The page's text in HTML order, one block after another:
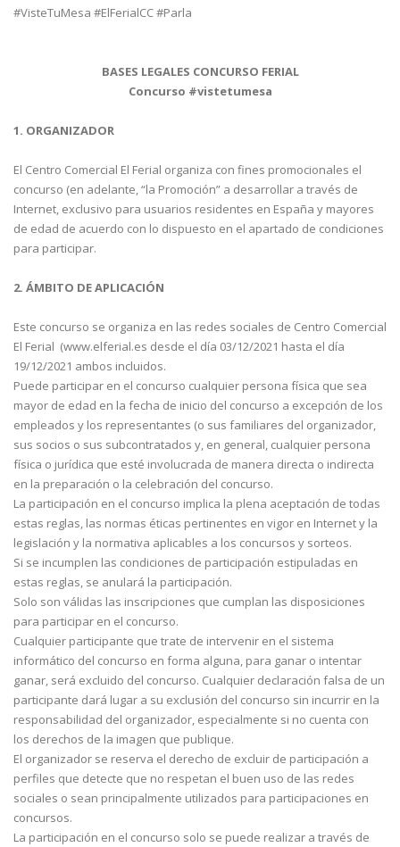
#VisteTuMesa #ElFerialCC #Parla
BASES LEGALES CONCURSO FERIAL
Concurso #vistetumesa
1. ORGANIZADOR
El Centro Comercial El Ferial organiza con fines promocionales el
concurso (en adelante, “la Promoción” a desarrollar a través de
Internet, exclusivo para usuarios residentes en España y mayores
de edad de acuerdo con lo dispuesto en el apartado de condiciones
para participar.
2. ÁMBITO DE APLICACIÓN
Este concurso se organiza en las redes sociales de Centro Comercial
El Ferial (www.elferial.es desde el día 03/12/2021 hasta el día
19/12/2021 ambos incluidos.
Puede participar en el concurso cualquier persona física que sea
mayor de edad en la fecha de inicio del concurso a excepción de los
empleados y los representantes (o sus familiares del organizador,
sus socios o sus subcontratados y, en general, cualquier persona
física o jurídica que esté involucrada de manera directa o indirecta
en la preparación o la celebración del concurso.
La participación en el concurso implica la plena aceptación de todas
estas reglas, las normas éticas pertinentes en vigor en Internet y la
legislación y la normativa aplicables a los concursos y sorteos.
Si se incumplen las condiciones de participación estipuladas en
estas reglas, se anulará la participación.
Solo son válidas las inscripciones que cumplan las disposiciones
para participar en el concurso.
Cualquier participante que trate de intervenir en el sistema
informático del concurso en forma alguna, para ganar o intentar
ganar, será excluido del concurso. Cualquier declaración falsa de un
participante dará lugar a su exclusión del concurso sin incurrir en la
responsabilidad del organizador, especialmente si no cuenta con
los derechos de la imagen que publique.
El organizador se reserva el derecho de excluir de participación a
perfiles que detecte que no respetan el buen uso de las redes
sociales o sean principalmente utilizados para participaciones en
concursos.
La participación en el concurso solo se puede realizar a través de